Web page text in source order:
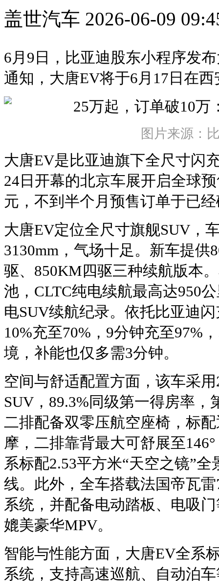
盖世汽车 2026-06-09
6月9日，比亚迪股东小程序发
通知，大唐EV将于6月17日在
图片来源：
大唐EV是比亚迪旗下全尺寸闪
24日开幕的北京车展开启全球
元，不到半个月预售订单于已
大唐EV定位全尺寸旗舰SUV，
3130mm，气场十足。新车提供
驱、850KM四驱三种续航版本
池，CLTC纯电续航最高达950
电SUV续航纪录。依托比亚迪
10%充至70%，9分钟充至97%
境，补能也仅多需3分钟。
空间与舒适配置方面，该车采
SUV，89.3%同级第一得房率
二排配备双零压航空座椅，标
摩，二排靠背最大可舒展至
系标配2.53平方米“天空之镜”
线。此外，全车搭载法国帝瓦
系统，并配备电动踏板、电吸
媲美豪华MPV。
智能与性能方面，大唐EV全系
系统，支持高速巡航、自动泊